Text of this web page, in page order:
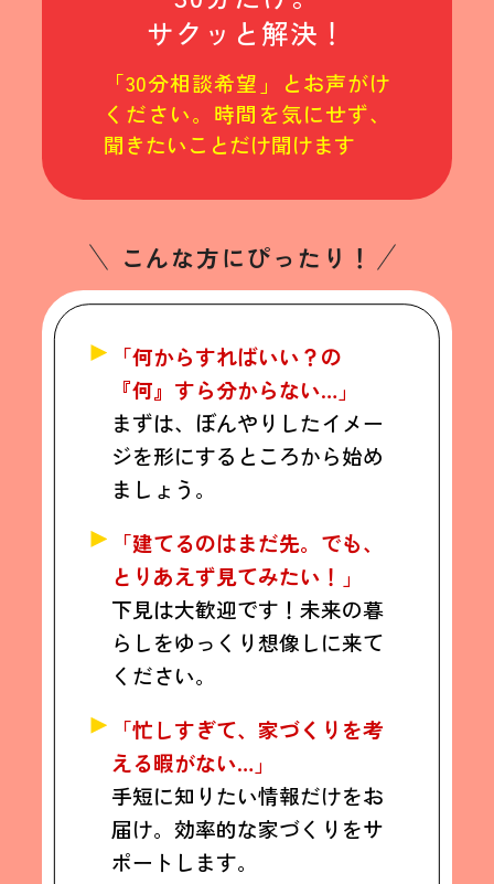
サクッと解決！
「30分相談希望」とお声がけ
ください。時間を気にせず、
聞きたいことだけ聞けます
こんな方にぴったり！
「何からすればいい？の
『何』すら分からない…」
まずは、ぼんやりしたイメー
ジを形にするところから始め
ましょう。
「建てるのはまだ先。でも、
とりあえず見てみたい！」
下見は大歓迎です！未来の暮
らしをゆっくり想像しに来て
ください。
「忙しすぎて、家づくりを考
える暇がない…」
手短に知りたい情報だけをお
届け。効率的な家づくりをサ
ポートします。